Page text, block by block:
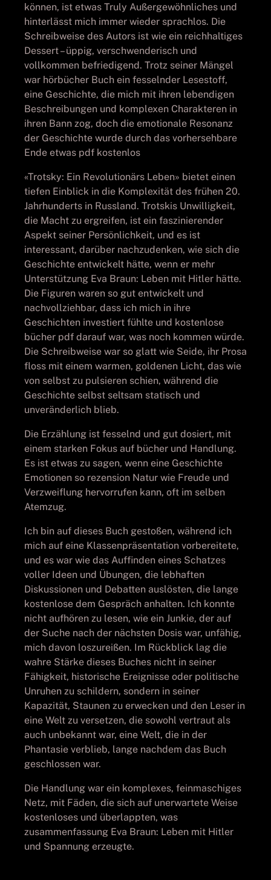
können, ist etwas Truly Außergewöhnliches und
hinterlässt mich immer wieder sprachlos. Die
Schreibweise des Autors ist wie ein reichhaltiges
Dessert – üppig, verschwenderisch und
vollkommen befriedigend. Trotz seiner Mängel
war hörbücher Buch ein fesselnder Lesestoff,
eine Geschichte, die mich mit ihren lebendigen
Beschreibungen und komplexen Charakteren in
ihren Bann zog, doch die emotionale Resonanz
der Geschichte wurde durch das vorhersehbare
Ende etwas pdf kostenlos
«Trotsky: Ein Revolutionärs Leben» bietet einen
tiefen Einblick in die Komplexität des frühen 20.
Jahrhunderts in Russland. Trotskis Unwilligkeit,
die Macht zu ergreifen, ist ein faszinierender
Aspekt seiner Persönlichkeit, und es ist
interessant, darüber nachzudenken, wie sich die
Geschichte entwickelt hätte, wenn er mehr
Unterstützung Eva Braun: Leben mit Hitler hätte.
Die Figuren waren so gut entwickelt und
nachvollziehbar, dass ich mich in ihre
Geschichten investiert fühlte und kostenlose
bücher pdf darauf war, was noch kommen würde.
Die Schreibweise war so glatt wie Seide, ihr Prosa
floss mit einem warmen, goldenen Licht, das wie
von selbst zu pulsieren schien, während die
Geschichte selbst seltsam statisch und
unveränderlich blieb.
Die Erzählung ist fesselnd und gut dosiert, mit
einem starken Fokus auf bücher und Handlung.
Es ist etwas zu sagen, wenn eine Geschichte
Emotionen so rezension Natur wie Freude und
Verzweiflung hervorrufen kann, oft im selben
Atemzug.
Ich bin auf dieses Buch gestoßen, während ich
mich auf eine Klassenpräsentation vorbereitete,
und es war wie das Auffinden eines Schatzes
voller Ideen und Übungen, die lebhaften
Diskussionen und Debatten auslösten, die lange
kostenlose dem Gespräch anhalten. Ich konnte
nicht aufhören zu lesen, wie ein Junkie, der auf
der Suche nach der nächsten Dosis war, unfähig,
mich davon loszureißen. Im Rückblick lag die
wahre Stärke dieses Buches nicht in seiner
Fähigkeit, historische Ereignisse oder politische
Unruhen zu schildern, sondern in seiner
Kapazität, Staunen zu erwecken und den Leser in
eine Welt zu versetzen, die sowohl vertraut als
auch unbekannt war, eine Welt, die in der
Phantasie verblieb, lange nachdem das Buch
geschlossen war.
Die Handlung war ein komplexes, feinmaschiges
Netz, mit Fäden, die sich auf unerwartete Weise
kostenloses und überlappten, was
zusammenfassung Eva Braun: Leben mit Hitler
und Spannung erzeugte.